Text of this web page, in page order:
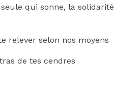
qui sonne, la solidarité
relever selon nos moyens
de tes cendres